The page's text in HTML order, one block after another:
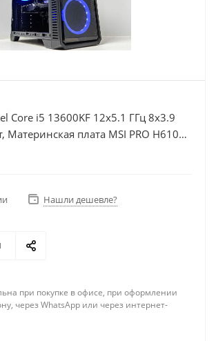
Core i5 13600KF 12x5.1 ГГц 8x3.9
Материнская плата MSI PRO H610M-
RTX 4090 24Гб, Память DDR4 64Gb,
Нашли дешевле?
при покупке в офисе, при оформлении
через WhatsApp или через интернет-